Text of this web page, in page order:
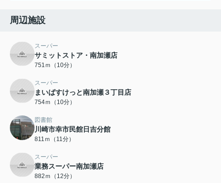
周辺施設
スーパー
サミットストア・南加瀬店
751ｍ（10分）
スーパー
まいばすけっと南加瀬３丁目店
754ｍ（10分）
図書館
川崎市幸市民館日吉分館
811ｍ（11分）
スーパー
業務スーパー南加瀬店
882ｍ（12分）